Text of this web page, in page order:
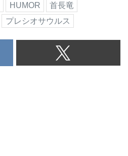
HUMOR
首長竜
プレシオサウルス